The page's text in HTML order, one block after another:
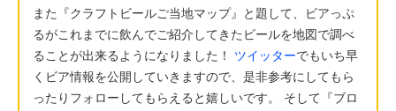
また『クラフトビールご当地マップ』と題して、ビアっぷ
るがこれまでに飲んでご紹介してきたビールを地図で調べ
ることが出来るようになりました！ ツイッターでもいち早
くビア情報を公開していきますので、是非参考にしてもら
ったりフォローしてもらえると嬉しいです。 そして『ブロ